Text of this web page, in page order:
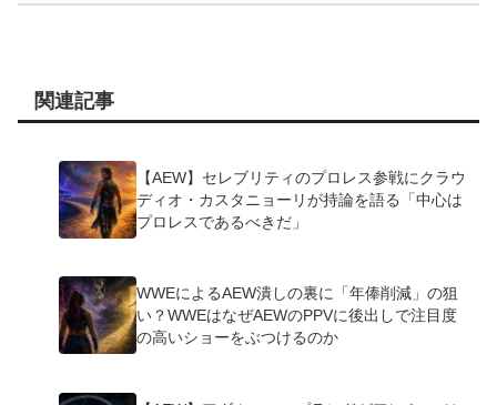
関連記事
【AEW】セレブリティのプロレス参戦にクラウ
ディオ・カスタニョーリが持論を語る「中心は
プロレスであるべきだ」
WWEによるAEW潰しの裏に「年俸削減」の狙
い？WWEはなぜAEWのPPVに後出しで注目度
の高いショーをぶつけるのか